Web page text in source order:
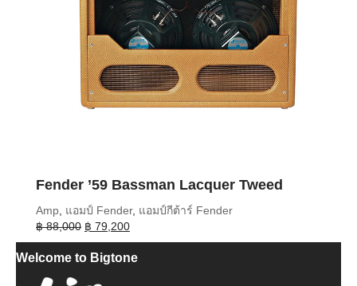
Fender ’59 Bassman Lacquer Tweed
Amp แอมป์ Fender, แอมป์กีต้าร์ Fender
฿88,000 Original
price
was:
฿ 79,200Current
price
is:
Welcome to Bigtone